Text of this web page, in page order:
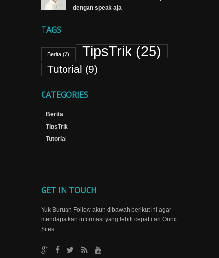
dengan speak aja
TAGS
Berita (2) TipsTrik (25)
Tutorial (9)
CATEGORIES
Berita
TipsTrik
Tutorial
GET IN TOUCH
Yuk Buruan Follow akun dibawah berikut ini agar
mendapatkan informasi yang lebih cepat dari Onno
Sites